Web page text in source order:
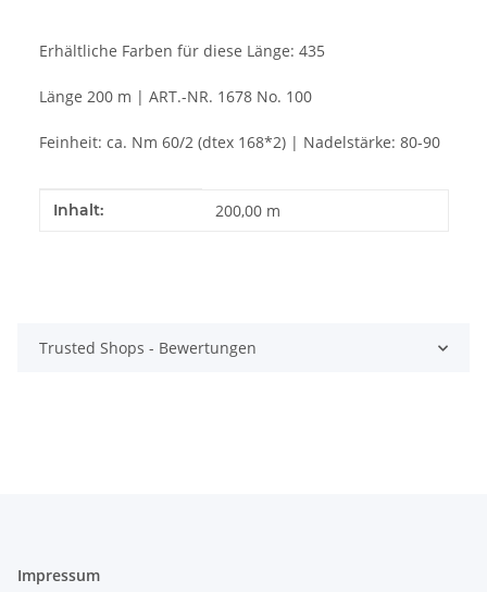
Erhältliche Farben für diese Länge: 435
Länge 200 m | ART.-NR. 1678 No. 100
Feinheit: ca. Nm 60/2 (dtex 168*2) | Nadelstärke: 80-90
Produkteigenschaft
Wert
Inhalt: 200,00 m
Trusted Shops - Bewertungen
Impressum